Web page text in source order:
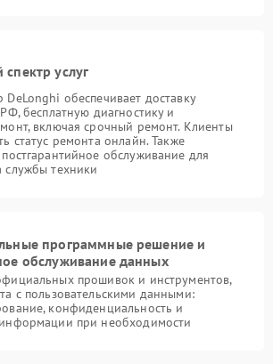
услуг
обеспечивает доставку
бесплатную диагностику и
включая срочный ремонт. Клиенты
статус ремонта онлайн. Также
постгарантийное обслуживание для
службы техники
программные решение и
обслуживание данных
прошивок и инструментов,
с пользовательскими данными:
конфиденциальность и
при необходимости